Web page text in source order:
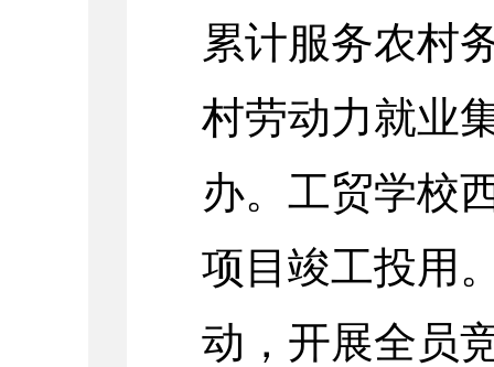
累计服务农村
村劳动力就业
办。工贸学校
项目竣工投用
动，开展全员